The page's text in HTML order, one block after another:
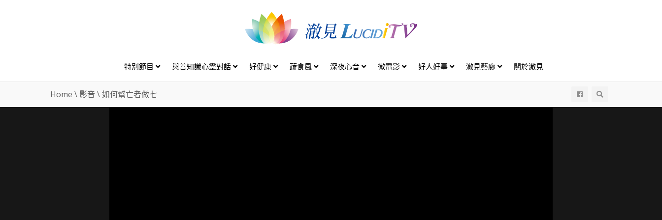
特別節目 與善知識心靈對話 好健康 蔬食風 深夜心音 微電影 好人好事 澈見藝廊 關於澈見
Home \ 影音 \如何幫亡者做七